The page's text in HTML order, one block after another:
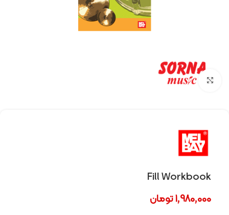
Click to enlarge
Fill Workbook
1,980,000تومان